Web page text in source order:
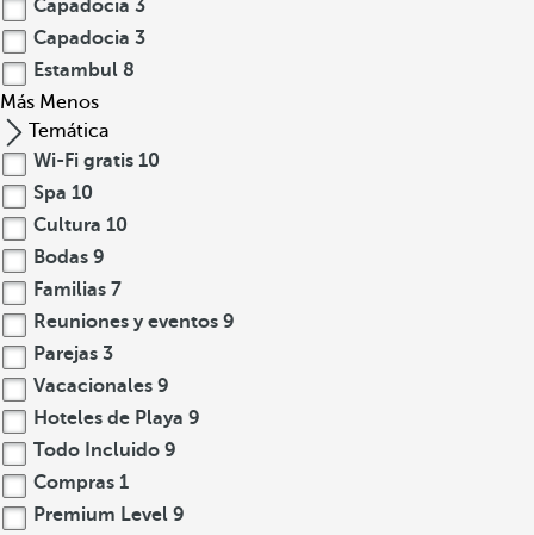
Capadocia 3
Capadocia 3
Estambul 8
Más Menos
Temática
Wi-Fi gratis 10
Spa 10
Cultura 10
Bodas 9
Familias 7
Reuniones y eventos 9
Parejas 3
Vacacionales 9
Hoteles de Playa 9
Todo Incluido 9
Compras 1
Premium Level 9